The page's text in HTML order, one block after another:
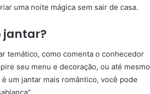
uma noite mágica sem sair de casa.
jantar?
temático, como comenta o conhecedor
seu menu e decoração, ou até mesmo
um jantar mais romântico, você pode